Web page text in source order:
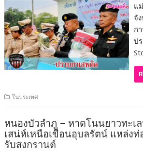
แ
จั
ก
ป
ในประเทศ
หนองบัวลำภู – หาดโนนยาวทะเ
เสน่ห์เหนือเขื่อนอุบลรัตน์ แหล่งท่
รับสงกรานต์